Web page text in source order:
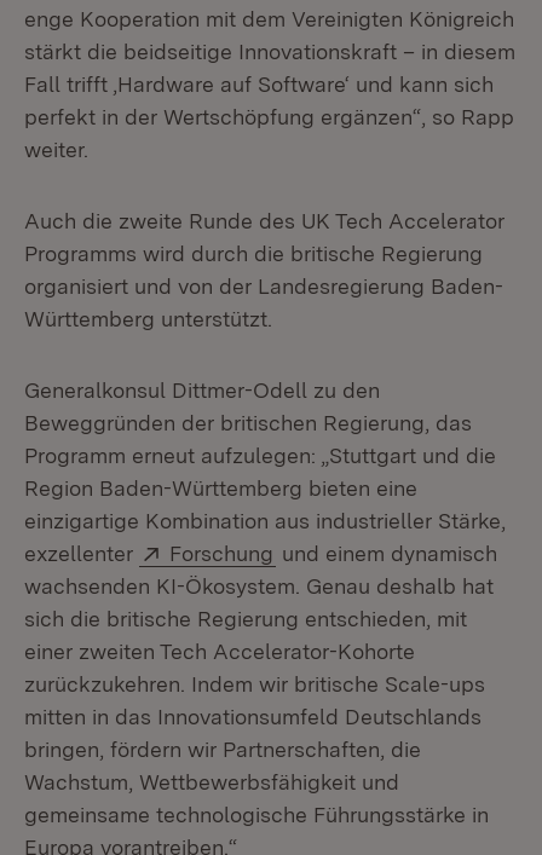
enge Kooperation mit dem Vereinigten Königreich
stärkt die beidseitige Innovationskraft – in diesem
Fall trifft ‚Hardware auf Software‘ und kann sich
perfekt in der Wertschöpfung ergänzen“, so Rapp
weiter.
Auch die zweite Runde des UK Tech Accelerator
Programms wird durch die britische Regierung
organisiert und von der Landesregierung Baden-
Württemberg unterstützt.
Generalkonsul Dittmer-Odell zu den
Beweggründen der britischen Regierung, das
Programm erneut aufzulegen: „Stuttgart und die
Region Baden-Württemberg bieten eine
einzigartige Kombination aus industrieller Stärke,
exzellenter
Extern:
Forschung (Öffnet in neuem Fenster)
und einem dynamisch
wachsenden KI-Ökosystem. Genau deshalb hat
sich die britische Regierung entschieden, mit
einer zweiten Tech Accelerator-Kohorte
zurückzukehren. Indem wir britische Scale-ups
mitten in das Innovationsumfeld Deutschlands
bringen, fördern wir Partnerschaften, die
Wachstum, Wettbewerbsfähigkeit und
gemeinsame technologische Führungsstärke in
Europa vorantreiben.“